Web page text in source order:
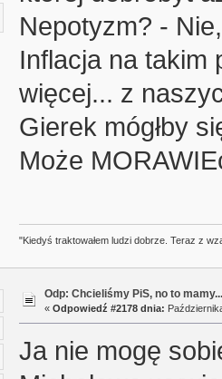
Nepotyzm? -
Inflacja na takim
więcej... z
Gierek mógłby
Może
"Kiedyś traktowałem ludzi dobrze. Teraz z
Odp: Chcieliśmy PiS, no to
« Odpowiedź #2178 dnia:
Ja nie mogę